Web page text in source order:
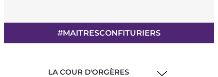
#MAITRESCONFITURIERS
LA COUR D'ORGÈRES